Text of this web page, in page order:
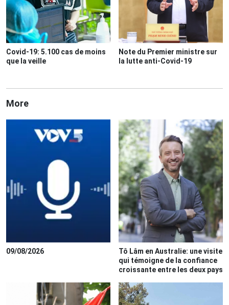
Covid-19: 5.100 cas de moins
que la veille
Note du Premier ministre sur
la lutte anti-Covid-19
More
09/08/2026
Tô Lâm en Australie: une visite
qui témoigne de la confiance
croissante entre les deux pays